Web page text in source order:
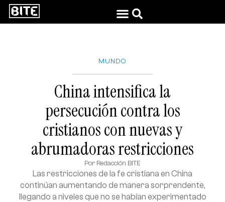
MUNDO
China intensifica la
persecución contra los
cristianos con nuevas y
abrumadoras restricciones
Por Redacción BITE
Las restricciones de la fe cristiana en China
continúan aumentando de manera sorprendente,
llegando a niveles que no se habían experimentado